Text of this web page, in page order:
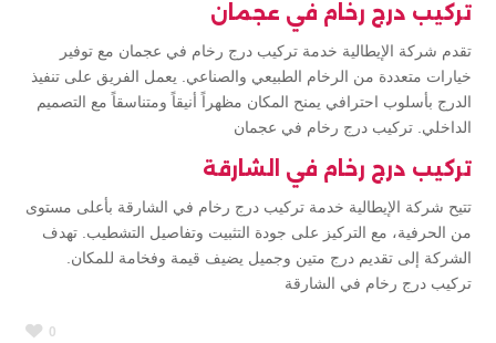
تركيب درج رخام في عجمان
تقدم شركة الإيطالية خدمة تركيب درج رخام في عجمان مع توفير
خيارات متعددة من الرخام الطبيعي والصناعي. يعمل الفريق على تنفيذ
الدرج بأسلوب احترافي يمنح المكان مظهراً أنيقاً ومتناسقاً مع التصميم
الداخلي. تركيب درج رخام في عجمان
تركيب درج رخام في الشارقة
تتيح شركة الإيطالية خدمة تركيب درج رخام في الشارقة بأعلى مستوى
من الحرفية، مع التركيز على جودة التثبيت وتفاصيل التشطيب. تهدف
الشركة إلى تقديم درج متين وجميل يضيف قيمة وفخامة للمكان.
تركيب درج رخام في الشارقة
0